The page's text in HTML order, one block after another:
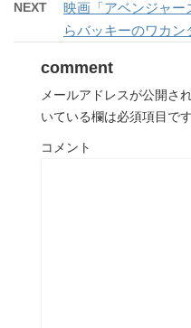
NEXT
映画「アベンジャー
らバッキーのワカン
comment
メールアドレスが公開さ
いている欄は必須項目です
コメント